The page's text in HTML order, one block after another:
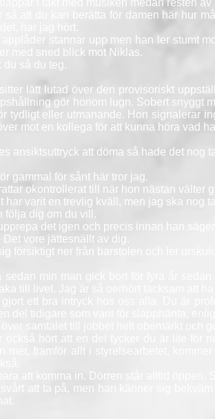
i takt med musiken medan resten
så att du kan berätta för damen här hur
det, har jag hört.
stannar upp men han ler stumt
med sned blick mot Niklas.
du så du teg.
lätt lutad över den provisoriskt
gör honom lugn. Sobert snyggt
tydligt eller utmanande. Hon signalerar
mot en kollega för att kunna höra vad
ansiktsuttryck att döma så hade det nog
gammal för sånt här tror jag.
okontrollerat till när hon nästan välter
har varit en trevlig kväll, men jag ska nog ta
följa dig om du vill.
det igen och precis innan han
Det vore jättesnällt av dig.
försiktigt ner från barstolen och ler
min man gick bort för fyra år
till livet. Jag är så oerhört tacksam att
gjort ett bra intryck hos oss alla. Du är
del tidigare som varit för släpphänta,
också hört att en del tycker du är lite för
mer, framför allt i styrelsearbetet,
bara att komma in. Dörren står alltid
att ta på, men han känner sig